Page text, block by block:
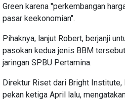
Green karena "perkembangan
pasar keekonomian".
Pihaknya, lanjut Robert, berjanji
pasokan kedua jenis BBM
jaringan SPBU Pertamina.
Direktur Riset dari Bright Institute,
pekan ketiga April lalu,